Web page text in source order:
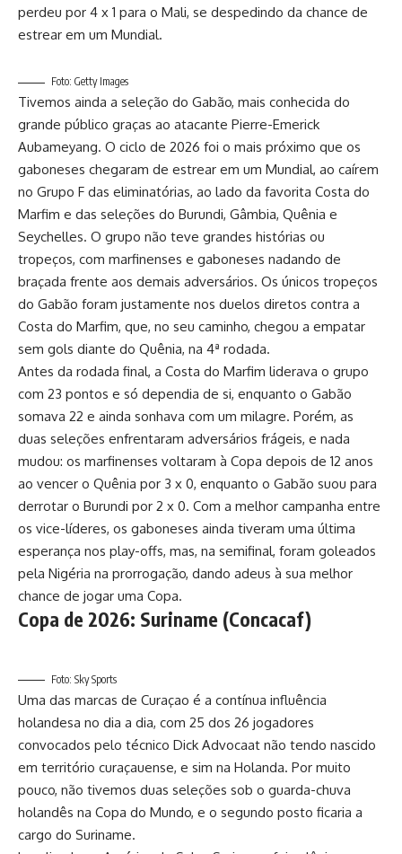
perdeu por 4 x 1 para o Mali, se despedindo da chance de
estrear em um Mundial.
Foto: Getty Images
Tivemos ainda a seleção do Gabão, mais conhecida do
grande público graças ao atacante Pierre-Emerick
Aubameyang. O ciclo de 2026 foi o mais próximo que os
gaboneses chegaram de estrear em um Mundial, ao caírem
no Grupo F das eliminatórias, ao lado da favorita Costa do
Marfim e das seleções do Burundi, Gâmbia, Quênia e
Seychelles. O grupo não teve grandes histórias ou
tropeços, com marfinenses e gaboneses nadando de
braçada frente aos demais adversários. Os únicos tropeços
do Gabão foram justamente nos duelos diretos contra a
Costa do Marfim, que, no seu caminho, chegou a empatar
sem gols diante do Quênia, na 4ª rodada.
Antes da rodada final, a Costa do Marfim liderava o grupo
com 23 pontos e só dependia de si, enquanto o Gabão
somava 22 e ainda sonhava com um milagre. Porém, as
duas seleções enfrentaram adversários frágeis, e nada
mudou: os marfinenses voltaram à Copa depois de 12 anos
ao vencer o Quênia por 3 x 0, enquanto o Gabão suou para
derrotar o Burundi por 2 x 0. Com a melhor campanha entre
os vice-líderes, os gaboneses ainda tiveram uma última
esperança nos play-offs, mas, na semifinal, foram goleados
pela Nigéria na prorrogação, dando adeus à sua melhor
chance de jogar uma Copa.
Copa de 2026: Suriname (Concacaf)
Foto: Sky Sports
Uma das marcas de Curaçao é a contínua influência
holandesa no dia a dia, com 25 dos 26 jogadores
convocados pelo técnico Dick Advocaat não tendo nascido
em território curaçauense, e sim na Holanda. Por muito
pouco, não tivemos duas seleções sob o guarda-chuva
holandês na Copa do Mundo, e o segundo posto ficaria a
cargo do Suriname.